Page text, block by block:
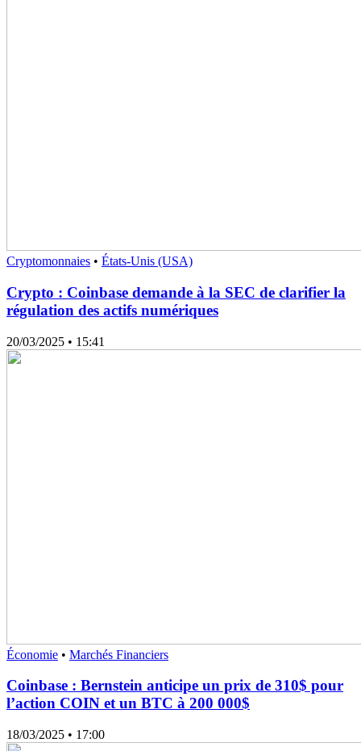
Cryptomonnaies • États-Unis (USA)
Crypto : Coinbase demande à la SEC de clarifier la
régulation des actifs numériques
20/03/2025 • 15:41
Économie • Marchés Financiers
Coinbase : Bernstein anticipe un prix de 310$ pour
l’action COIN et un BTC à 200 000$
18/03/2025 • 17:00